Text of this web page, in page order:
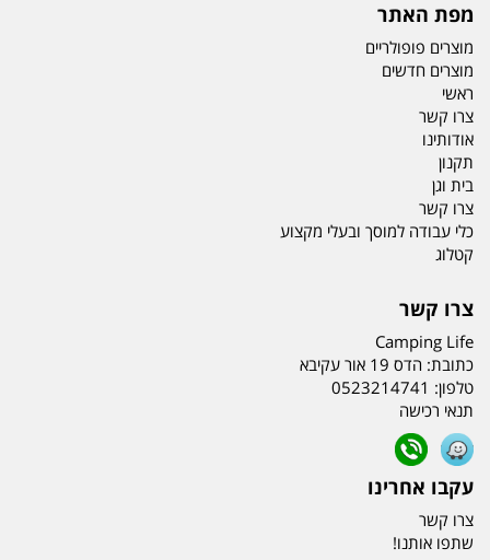
מפת האתר
מוצרים פופולריים
מוצרים חדשים
ראשי
צרו קשר
אודותינו
תקנון
בית וגן
צרו קשר
כלי עבודה למוסך ובעלי מקצוע
קטלוג
צרו קשר
Camping Life
כתובת: הדס 19 אור עקיבא
טלפון: 0523214741
תנאי רכישה
עקבו אחרינו
צרו קשר
שתפו אותנו!